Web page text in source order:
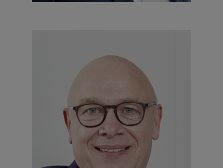
PAIDI MÖBEL GMBH
HAUPTSTRASSE 87
97840 HAFENLOHR